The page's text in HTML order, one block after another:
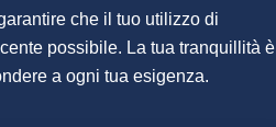
che il tuo utilizzo di
possibile. La tua tranquillità è
a ogni tua esigenza.